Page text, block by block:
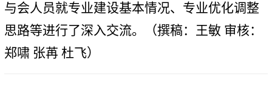
与会人员就专业建设基本情况、专业优化调整
思路等进行了深入交流。（撰稿：王敏 审核：
郑啸 张苒 杜飞）